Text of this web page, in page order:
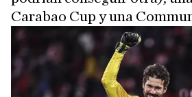
Carabao Cup y una